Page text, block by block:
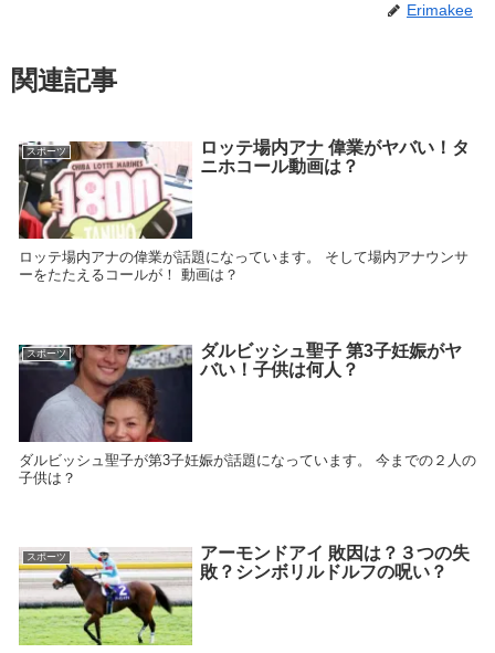
Erimakee
関連記事
スポーツ
ロッテ場内アナ 偉業がヤバい！タ
ニホコール動画は？
ロッテ場内アナの偉業が話題になっています。 そして場内アナウンサ
ーをたたえるコールが！ 動画は？
スポーツ
ダルビッシュ聖子 第3子妊娠がヤ
バい！子供は何人？
ダルビッシュ聖子が第3子妊娠が話題になっています。 今までの２人の
子供は？
スポーツ
アーモンドアイ 敗因は？３つの失
敗？シンボリルドルフの呪い？